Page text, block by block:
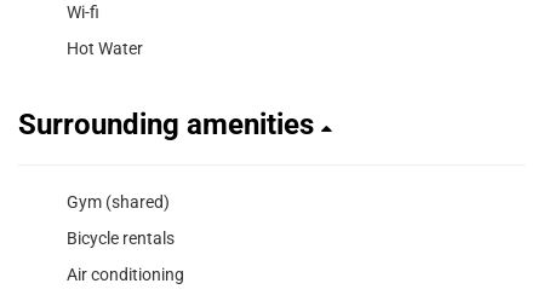
Wi-fi
Hot Water
Surrounding amenities
Gym (shared)
Bicycle rentals
Air conditioning